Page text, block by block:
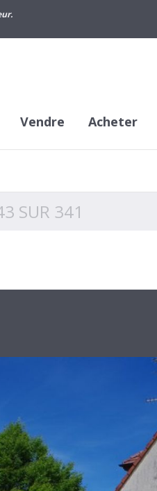
Vendre Acheter
SUR 341